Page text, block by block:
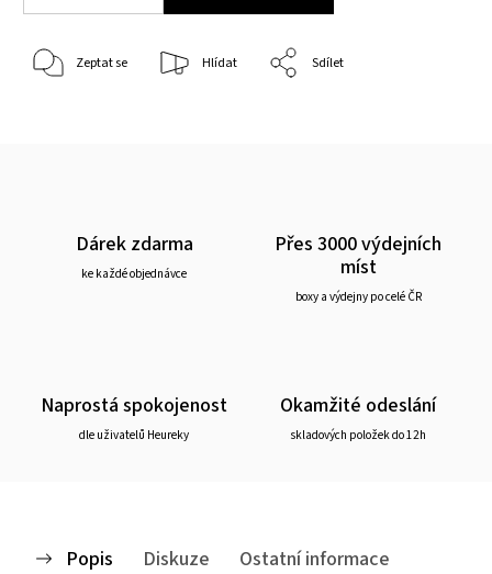
Zeptat se Hlídat Sdílet
Dárek zdarma
ke každé objednávce
Přes 3000 výdejních
míst
boxy a výdejny po celé ČR
Naprostá spokojenost
dle uživatelů Heureky
Okamžité odeslání
skladových položek do 12h
Popis Diskuze Ostatní informace